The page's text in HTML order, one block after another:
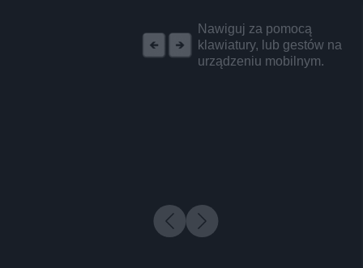
Nawiguj za pomocą
klawiatury, lub gestów na
urządzeniu mobilnym.